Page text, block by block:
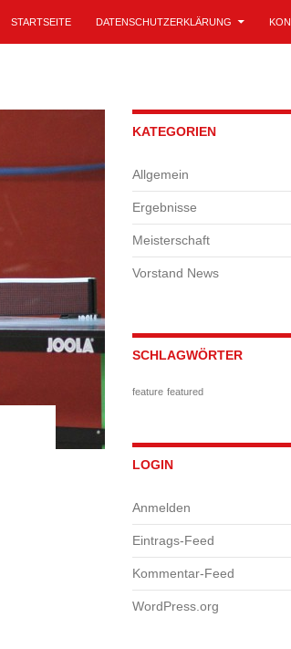
STARTSEITE DATENSCHUTZERKLÄRUNG
KATEGORIEN
Allgemein
Ergebnisse
Meisterschaft
Vorstand News
SCHLAGWÖRTER
feature featured
LOGIN
Anmelden
Eintrags-Feed
Kommentar-Feed
WordPress.org